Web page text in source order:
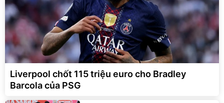
Liverpool chốt 115 triệu euro cho Bradley
Barcola của PSG